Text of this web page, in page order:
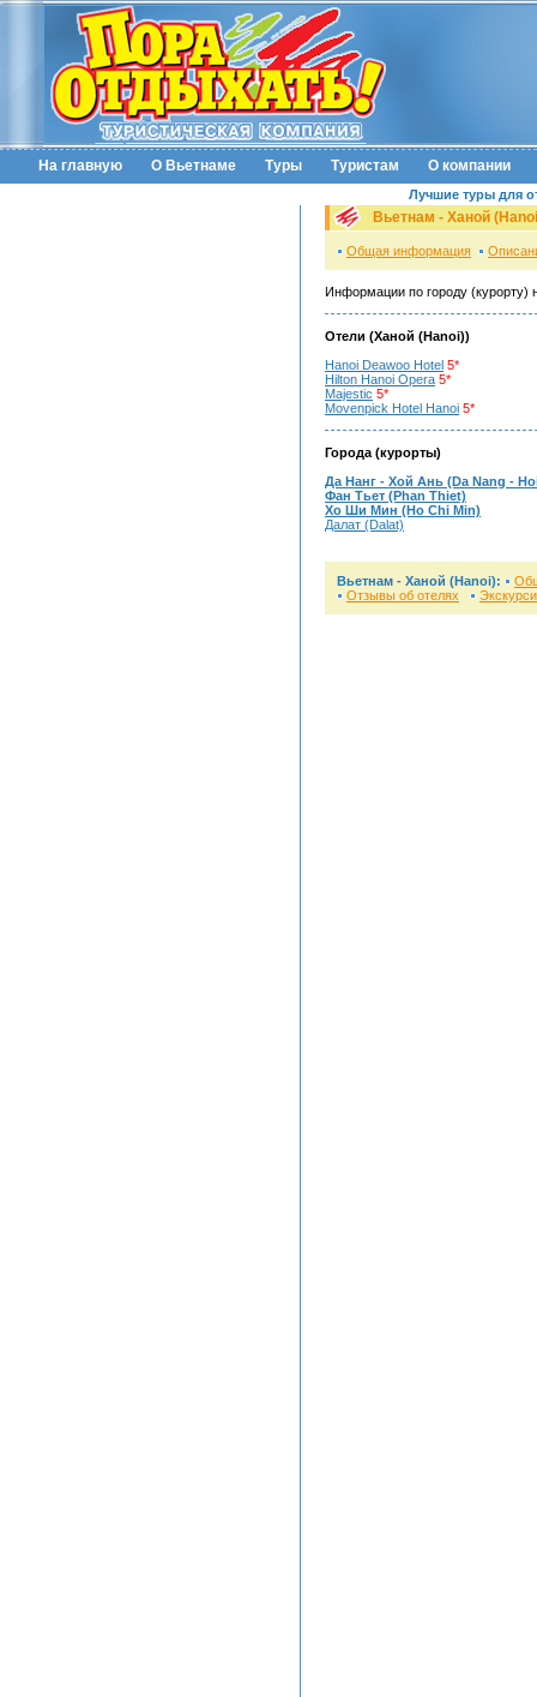
На главную О Вьетнаме Туры Туристам О компании
Лучшие туры для
Вьетнам - Ханой
Общая информация
Информации по городу (курорту)
Отели (Ханой (Hanoi))
Hanoi Deawoo Hotel 5*
Hilton Hanoi Opera 5*
Majestic 5*
Movenpick Hotel Hanoi 5*
Города (курорты)
Да Нанг - Хой Ань (Da Nang -
Фан Тьет (Phan Thiet)
Хо Ши Мин (Ho Chi Min)
Далат (Dalat)
Вьетнам - Ханой (Hanoi):
Отзывы об отелях